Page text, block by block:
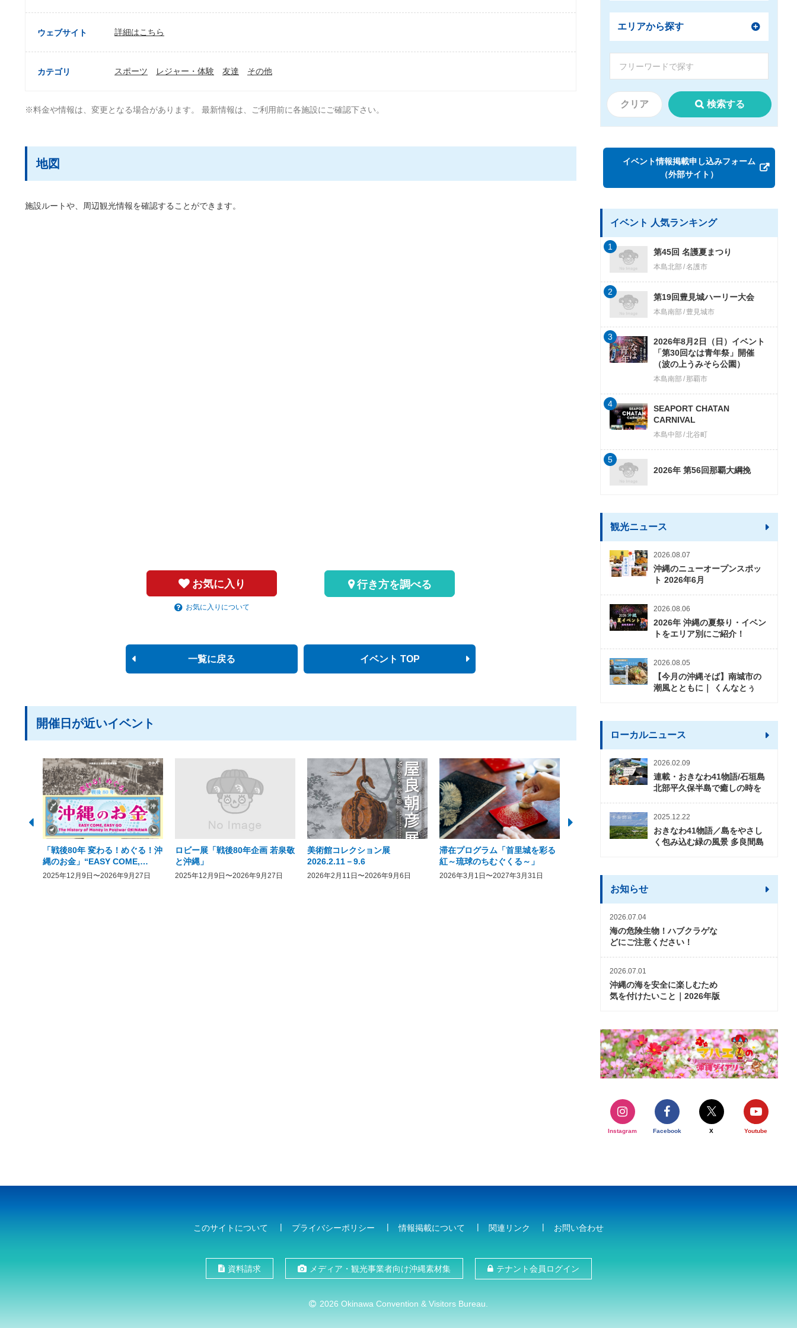
ウェブサイト 詳細はこちら
カテゴリ スポーツ レジャー・体験 友達 その他
※料金や情報は、変更となる場合があります。 最新情報は、ご利用前に各施設にご確認下さい。
地図
施設ルートや、周辺観光情報を確認することができます。
お気に入り
お気に入りについて
行き方を調べる
一覧に戻る イベント TOP
開催日が近いイベント
「戦後80年 変わる！めぐる！沖
縄のお金」“EASY COME,
EASY GO － The History of
2025年12月9日〜2026年9月27日
ロビー展「戦後80年企画 若泉敬
と沖縄」
2025年12月9日〜2026年9月27日
美術館コレクション展
2026.2.11－9.6
2026年2月11日〜2026年9月6日
滞在プログラム「首里城を彩る
紅～琉球のちむぐくる～」
2026年3月1日〜2027年3月31日 2026年3月5日〜2026年10月31日 2026年3月20日〜2026年11
エリアから探す
クリア 検索する
イベント情報掲載申し込みフォーム
（外部サイト）
イベント 人気ランキング
第45回 名護夏まつり
本島北部 名護市
1
第19回豊見城ハーリー大会
本島南部 豊見城市
2
2026年8月2日（日）イベント
「第30回なは青年祭」開催
（波の上うみそら公園）
本島南部 那覇市
3
SEAPORT CHATAN
CARNIVAL
本島中部 北谷町
4
2026年 第56回那覇大綱挽
5
観光ニュース
2026.08.07
沖縄のニューオープンスポッ
ト 2026年6月
2026.08.06
2026年 沖縄の夏祭り・イベン
トをエリア別にご紹介！
2026.08.05
【今月の沖縄そば】南城市の
潮風とともに｜ くんなとぅ
ローカルニュース
2026.02.09
連載・おきなわ41物語/石垣島
北部平久保半島で癒しの時を
2025.12.22
おきなわ41物語／島をやさし
く包み込む緑の風景 多良間島
お知らせ
2026.07.04
海の危険生物！ハブクラゲな
どにご注意ください！
2026.07.01
沖縄の海を安全に楽しむため
気を付けたいこと｜2026年版
Instagram Facebook X Youtube
このサイトについて プライバシーポリシー 情報掲載について 関連リンク お問い合わせ
資料請求 メディア・観光事業者向け沖縄素材集 テナント会員ログイン
2026 Okinawa Convention & Visitors Bureau.